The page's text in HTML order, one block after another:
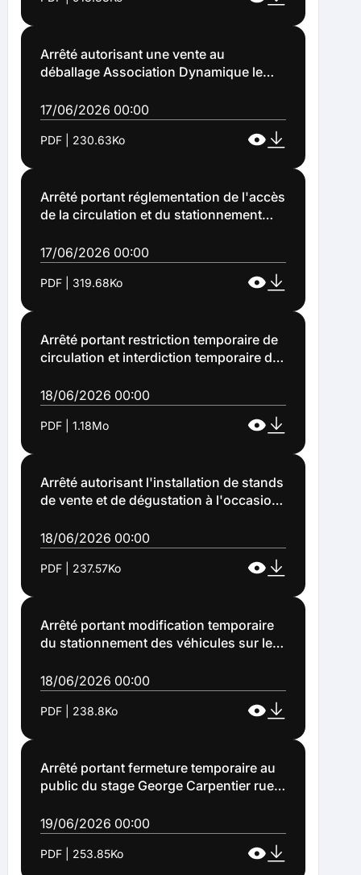
Arrêté autorisant une vente au
déballage Association Dynamique le
(Arrêté n°2026-1172)
17/06/2026 00:00
PDF | 230.63Ko
Arrêté portant réglementation de l'accès
de la circulation et du stationnement
au déballage dénommée "marché aux
puces" organisée par l'association
dynamique rue Paul Sion à Lens (Arrêté
17/06/2026 00:00
PDF | 319.68Ko
Arrêté portant restriction temporaire de
circulation et interdiction temporaire de
Bassée, rue du lieutenant Cardon, cité
de la Perche et rue du Lieutenant
Dujardin à Lens (Arrêté n°2026-1176)
18/06/2026 00:00
PDF | 1.18Mo
Arrêté autorisant l'installation de stands
de vente et de dégustation à l'occasion
1178)
18/06/2026 00:00
PDF | 237.57Ko
Arrêté portant modification temporaire
du stationnement des véhicules sur les
face à la BNP Place Jean-Jaurès à Lens,
à l'occasion d'un marché gourmand
(Arrêté n°2026-1179)
18/06/2026 00:00
PDF | 238.8Ko
Arrêté portant fermeture temporaire au
public du stage George Carpentier rue
mini-camps des accueils de loisirs
(Arrêté n°2026-1196)
19/06/2026 00:00
PDF | 253.85Ko